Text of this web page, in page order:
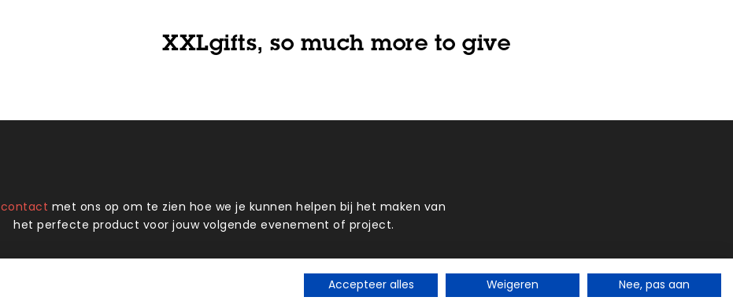
XXLgifts, so much more to give
contact met ons op om te zien hoe we je kunnen helpen bij het maken van
het perfecte product voor jouw volgende evenement of project.
Accepteer alles Weigeren Nee, pas aan